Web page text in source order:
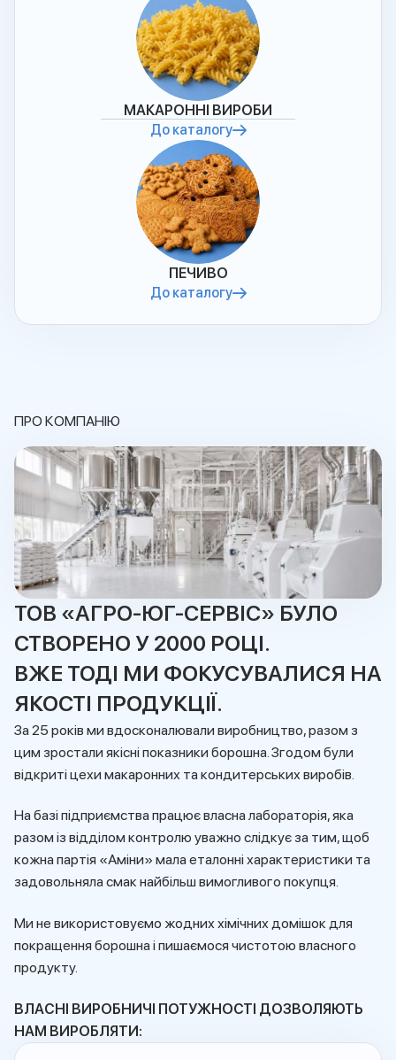
МАКАРОННІ ВИРОБИ
До каталогу
ПЕЧИВО
До каталогу
ПРО КОМПАНІЮ
ТОВ «АГРО-ЮГ-СЕРВІС» БУЛО
СТВОРЕНО У 2000 РОЦІ.
ВЖЕ ТОДІ МИ ФОКУСУВАЛИСЯ НА
ЯКОСТІ ПРОДУКЦІЇ.
За 25 років ми вдосконалювали виробництво, разом з
цим зростали якісні показники борошна. Згодом були
відкриті цехи макаронних та кондитерських виробів.
На базі підприємства працює власна лабораторія, яка
разом із відділом контролю уважно слідкує за тим, щоб
кожна партія «Аміни» мала еталонні характеристики та
задовольняла смак найбільш вимогливого покупця.
Ми не використовуємо жодних хімічних домішок для
покращення борошна і пишаємося чистотою власного
продукту.
ВЛАСНІ ВИРОБНИЧІ ПОТУЖНОСТІ ДОЗВОЛЯЮТЬ
НАМ ВИРОБЛЯТИ: